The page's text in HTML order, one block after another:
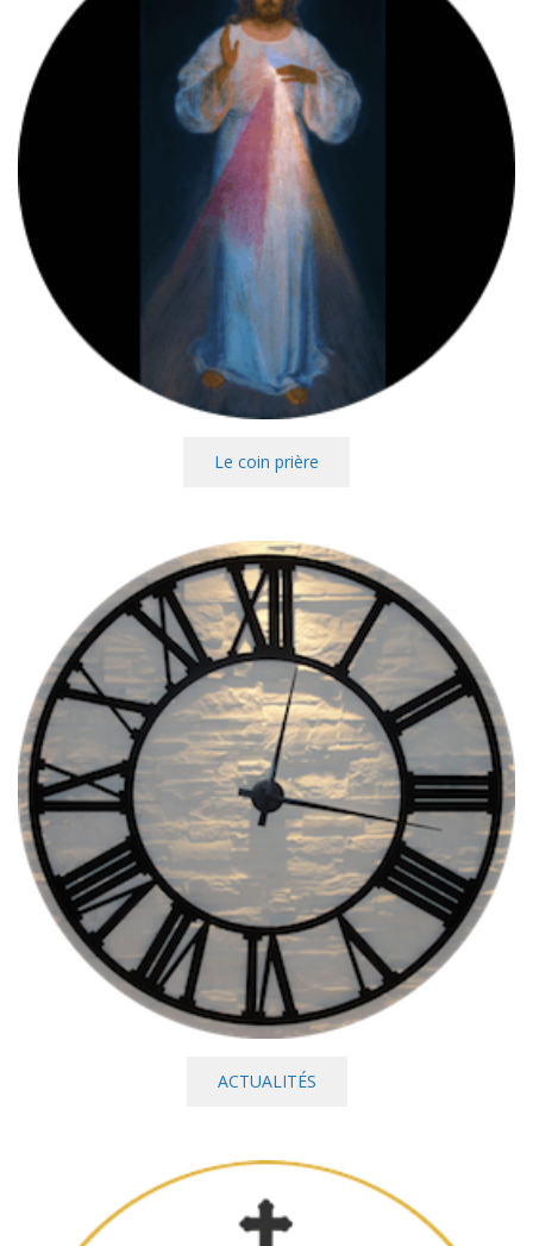
Le coin prière
ACTUALITÉS